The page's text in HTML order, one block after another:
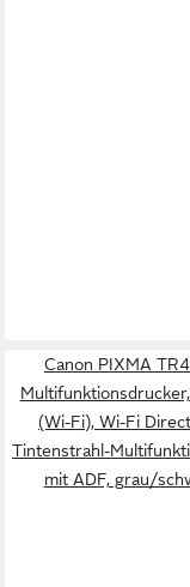
Canon PIXMA
(Wi-Fi), Wi-Fi
Tintenstrahl-
mit ADF, grau/